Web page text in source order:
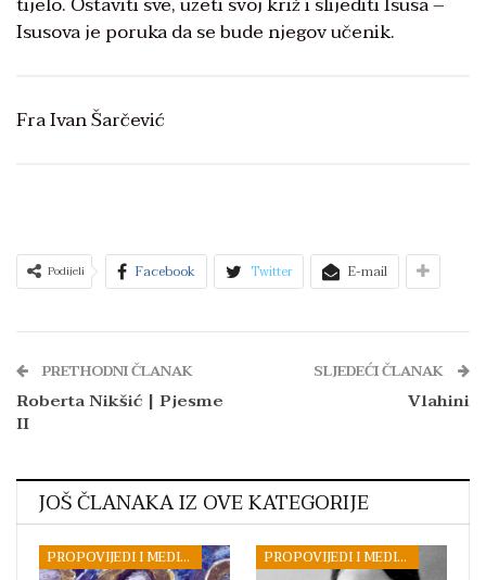
Isusova je poruka da se bude njegov učenik.
Fra Ivan Šarčević
Podijeli Facebook Twitter E-mail
PRETHODNI ČLANAK
Roberta Nikšić | Pjesme
II
SLJEDEĆI ČLANAK
Vlahini
JOŠ ČLANAKA IZ OVE KATEGORIJE
PROPOVIJEDI I MEDITACIJE PROPOVIJEDI I MEDITACIJE